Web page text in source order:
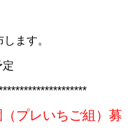
ます。
（プレいちご組）募